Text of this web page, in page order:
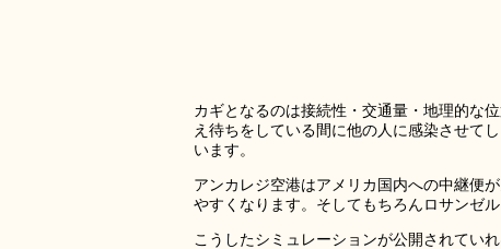
カギとなるのは接続性・交通量・地理的な
え待ちをしている間に他の人に感染させて
います。
アンカレジ空港はアメリカ国内への中継便
やすくなります。そしてもちろんロサンゼ
こうしたシミュレーションが公開されてい